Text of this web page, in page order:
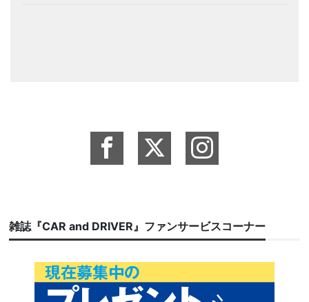
雑誌『CAR and DRIVER』ファンサービスコーナー